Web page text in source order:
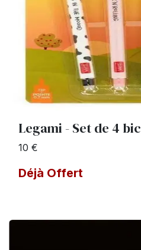
Legami - Set de 4
10 €
Déjà Offert